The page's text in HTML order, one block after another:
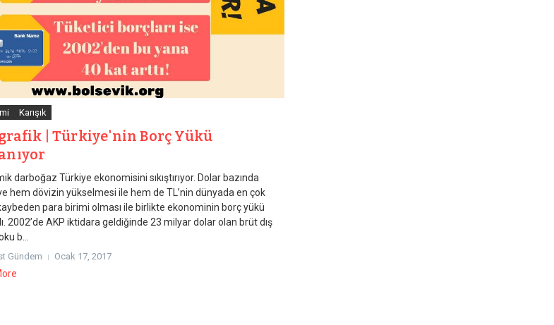
Karışık
| Türkiye'nin Borç Yükü
darboğaz Türkiye ekonomisini sıkıştırıyor. Dolar bazında
hem dövizin yükselmesi ile hem de TL’nin dünyada en çok
para birimi olması ile birlikte ekonominin borç yükü
2002’de AKP iktidara geldiğinde 23 milyar dolar olan brüt dış
b...
Gündem Ocak 17, 2017